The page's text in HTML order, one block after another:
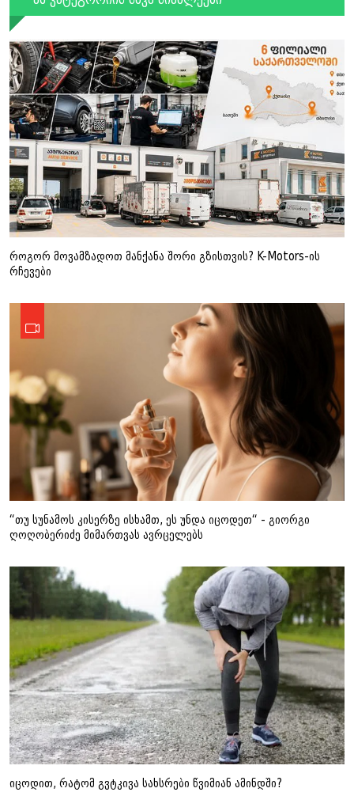
როგორ მოვამზადოთ მანქანა შორი გზისთვის? K-Motors-ის
რჩევები
“თუ სუნამოს კისერზე ისხამთ, ეს უნდა იცოდეთ“ - გიორგი
ღოღობერიძე მიმართვას ავრცელებს
იცოდით, რატომ გვტკივა სახსრები წვიმიან ამინდში?